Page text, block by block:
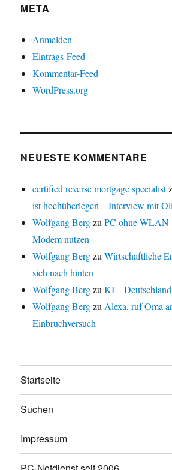
META
Anmelden
Eintrags-Feed
Kommentar-Feed
WordPress.org
NEUESTE KOMMENTARE
certified reverse mortgage specialist
ist hochüberlegen – Interview mit
Wolfgang BergzuPC ohne WLAN
Modem nutzen
Wolfgang BergzuWirtschaftliche
sich nach hinten
Wolfgang BergzuKI –
Wolfgang Bergzu Alexa, ruf Oma
Einbruchversuch
Startseite
Suchen
Impressum